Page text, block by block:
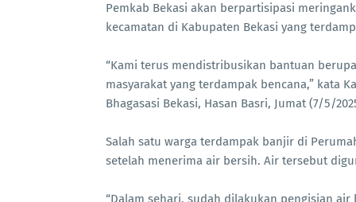
Pemkab Bekasi akan berpartisipasi
kecamatan di Kabupaten Bekasi yang
“Kami terus mendistribusikan bantuan
masyarakat yang terdampak bencana,” kata
Bhagasasi Bekasi, Hasan Basri, Jumat (7/5/
Salah satu warga terdampak banjir di
setelah menerima air bersih. Air tersebut
“Dalam sehari, sudah dilakukan pengisian